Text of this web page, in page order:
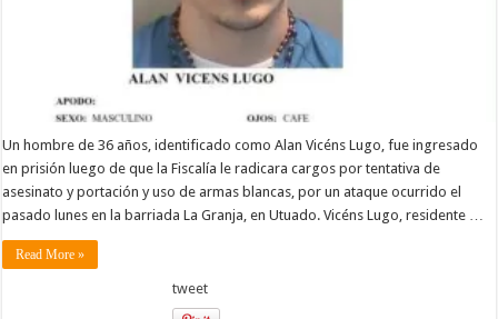
Un hombre de 36 años, identificado como Alan Vicéns Lugo, fue ingresado
en prisión luego de que la Fiscalía le radicara cargos por tentativa de
asesinato y portación y uso de armas blancas, por un ataque ocurrido el
pasado lunes en la barriada La Granja, en Utuado. Vicéns Lugo, residente …
Read More »
tweet